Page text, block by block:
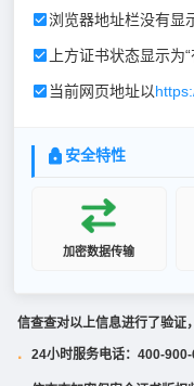
浏览器地址栏没有显
上方证书状态显示为“
当前网页地址以
安全特性
加密数据传输
信查查对以上信息进行了验证
· 24小时服务电话：400-